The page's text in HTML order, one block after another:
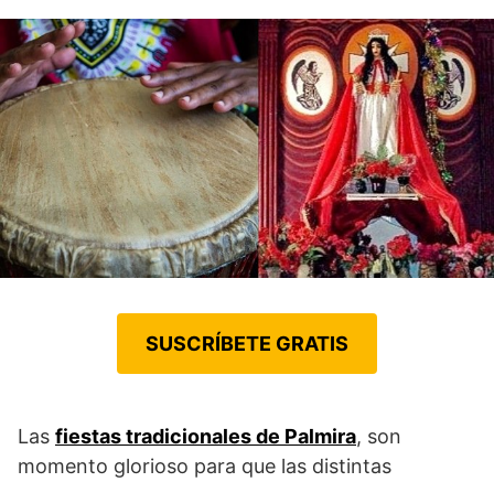
SUSCRÍBETE GRATIS
Las fiestas tradicionales de Palmira, son
momento glorioso para que las distintas